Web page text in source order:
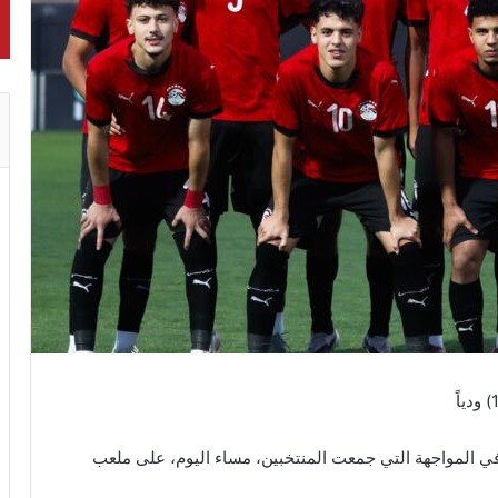
مصر للشباب على نظيره الروسي (3 – 1) في المواجهة التي جمعت المنتخبين، مساء اليوم، على ملعب